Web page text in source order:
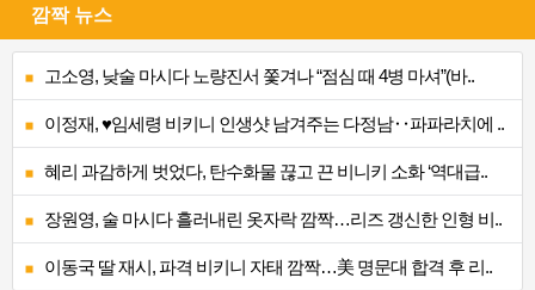
깜짝 뉴스
고소영, 낮술 마시다 노량진서 쫓겨나 “점심 때 4병 마셔”(바..
이정재, ♥임세령 비키니 인생샷 남겨주는 다정남‥파파라치에 ..
혜리 과감하게 벗었다, 탄수화물 끊고 끈 비니키 소화 ‘역대급..
장원영, 술 마시다 흘러내린 옷자락 깜짝…리즈 갱신한 인형 비..
이동국 딸 재시, 파격 비키니 자태 깜짝…美 명문대 합격 후 리..